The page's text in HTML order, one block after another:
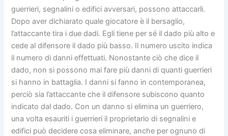
guerrieri, segnalini o edifici avversari, possono attaccarli.
Dopo aver dichiarato quale giocatore è il bersaglio,
l’attaccante tira i due dadi. Egli tiene per sé il dado più alto e
cede al difensore il dado più basso. Il numero uscito indica
il numero di danni effettuati. Nonostante ciò che dice il
dado, non si possono mai fare più danni di quanti guerrieri
si hanno in battaglia. I danni si fanno in contemporanea,
perciò sia l’attaccante che il difensore subiscono quanto
indicato dal dado. Con un danno si elimina un guerriero,
una volta esauriti i guerrieri il proprietario di segnalini e
edifici può decidere cosa eliminare, anche per ognuno di